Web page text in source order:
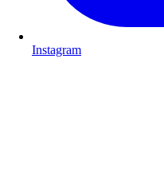
Instagram